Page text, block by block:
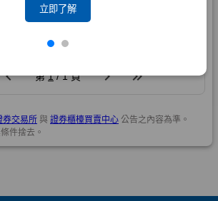
立即了解